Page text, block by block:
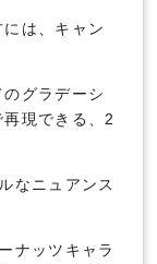
は、キャン
グラデーシ
現できる、2
なニュアンス
ナッツキャラ